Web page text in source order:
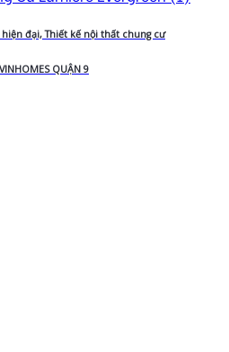
đại, Thiết kế nội thất chung cư
QUẬN 9